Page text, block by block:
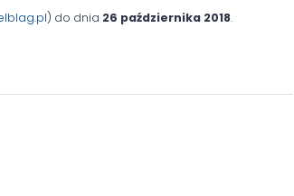
) do dnia 26 października 2018.